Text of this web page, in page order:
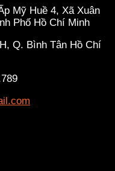
Mỹ Huề 4, Xã Xuân
Phố Hồ Chí Minh
Q. Bình Tân Hồ Chí